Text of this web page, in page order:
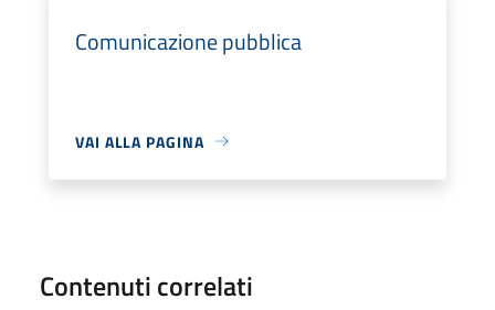
Comunicazione pubblica
VAI ALLA PAGINA
Contenuti correlati